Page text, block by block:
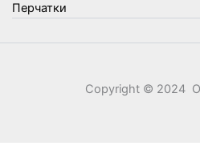
Перчатки
Copyright © 2024